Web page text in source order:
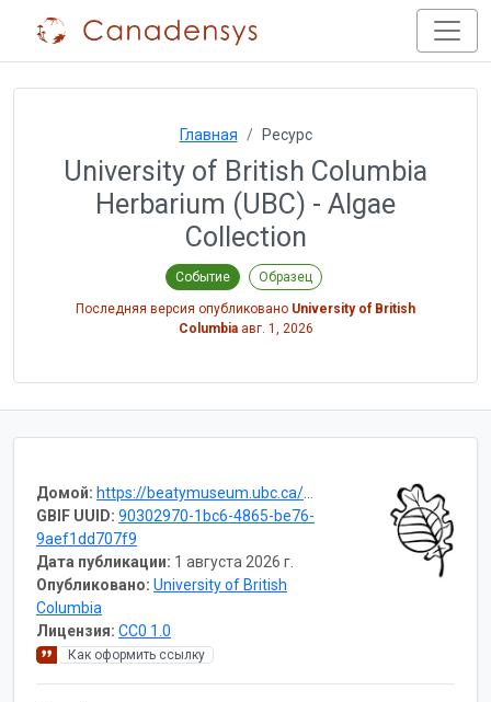
Главная Ресурс
University of British Columbia
Herbarium (UBC) - Algae
Collection
Событие Образец
Последняя версия опубликовано University of British
Columbia авг. 1, 2026
Домой: https://beatymuseum.ubc.ca/research-2/collections/herbarium/
GBIF UUID: 90302970-1bc6-4865-be76-
9aef1dd707f9
Дата публикации: 1 августа 2026 г.
Опубликовано: University of British
Columbia
Лицензия: CC0 1.0
Как оформить ссылку